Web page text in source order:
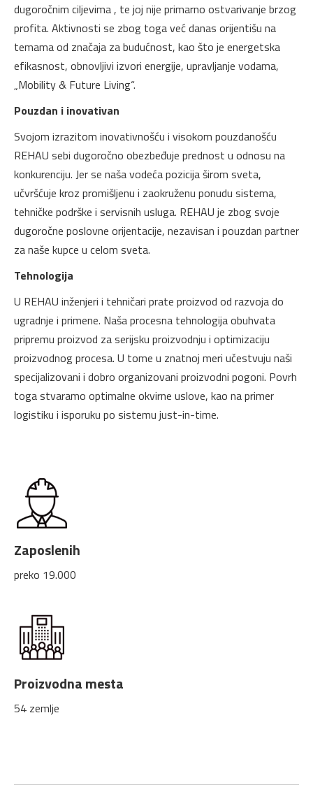
dugoročnim ciljevima , te joj nije primarno ostvarivanje brzog
profita. Aktivnosti se zbog toga već danas orijentišu na
temama od značaja za budućnost, kao što je energetska
efikasnost, obnovljivi izvori energije, upravljanje vodama,
„Mobility & Future Living“.
Pouzdan i inovativan
Svojom izrazitom inovativnošću i visokom pouzdanošću
REHAU sebi dugoročno obezbeđuje prednost u odnosu na
konkurenciju. Jer se naša vodeća pozicija širom sveta,
učvršćuje kroz promišljenu i zaokruženu ponudu sistema,
tehničke podrške i servisnih usluga. REHAU je zbog svoje
dugoročne poslovne orijentacije, nezavisan i pouzdan partner
za naše kupce u celom sveta.
Tehnologija
U REHAU inženjeri i tehničari prate proizvod od razvoja do
ugradnje i primene. Naša procesna tehnologija obuhvata
pripremu proizvod za serijsku proizvodnju i optimizaciju
proizvodnog procesa. U tome u znatnoj meri učestvuju naši
specijalizovani i dobro organizovani proizvodni pogoni. Povrh
toga stvaramo optimalne okvirne uslove, kao na primer
logistiku i isporuku po sistemu just-in-time.
Zaposlenih
preko 19.000
Proizvodna mesta
54 zemlje